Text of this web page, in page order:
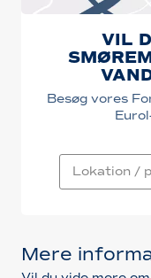
VIL
Besøg vores
Mere